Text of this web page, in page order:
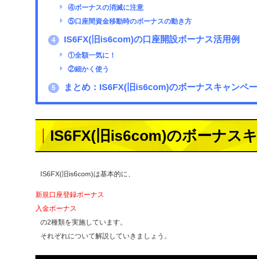
④ボーナスの消滅に注意
⑤口座間資金移動時のボーナスの動き方
4 IS6FX(旧is6com)の口座開設ボーナス活用例
①全額一気に！
②細かく使う
5 まとめ：IS6FX(旧is6com)のボーナスキャンペ
IS6FX(旧is6com)のボーナス
IS6FX(旧is6com)は基本的に、
新規口座登録ボーナス
入金ボーナス
の2種類を実施しています。
それぞれについて解説していきましょう。